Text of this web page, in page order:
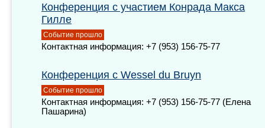
Конференция с участием Конрада Макса
Гилле
Событие прошло
Контактная информация: +7 (953) 156-75-77
Конференция с Wessel du Bruyn
Событие прошло
Контактная информация: +7 (953) 156-75-77 (Елена
Пашарина)